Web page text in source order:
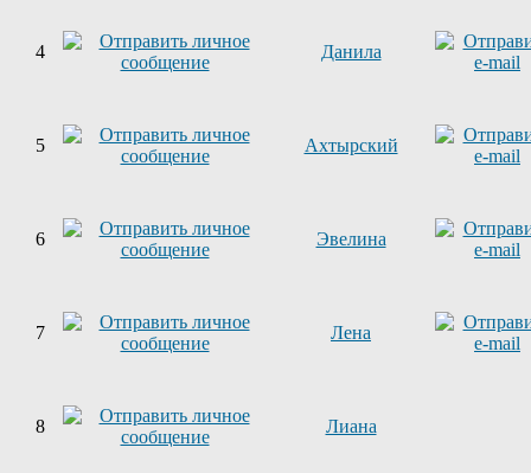
4 Данила
5 Ахтырский
6 Эвелина
7 Лена
8 Лиана